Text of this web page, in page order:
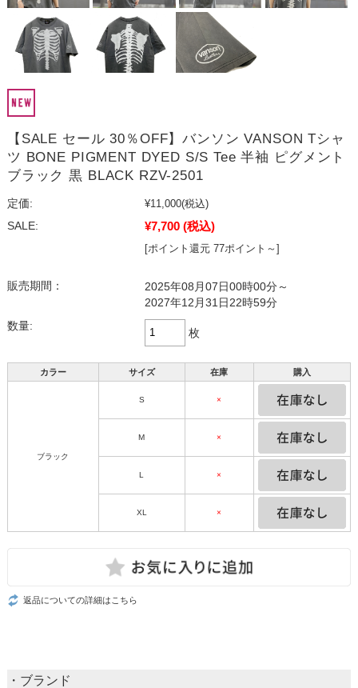
【SALE セール 30％OFF】バンソン VANSON Tシャ
ツ BONE PIGMENT DYED S/S Tee 半袖 ピグメント
ブラック 黒 BLACK RZV-2501
定価: ¥11,000(税込)
SALE:
¥7,700 (税込)
[ポイント還元 77ポイント～]
販売期間：
2025年08月07日00時00分～
2027年12月31日22時59分
数量:
枚
カラー サイズ 在庫 購入
ブラック
S ×
M ×
L ×
XL ×
返品についての詳細はこちら
・ブランド